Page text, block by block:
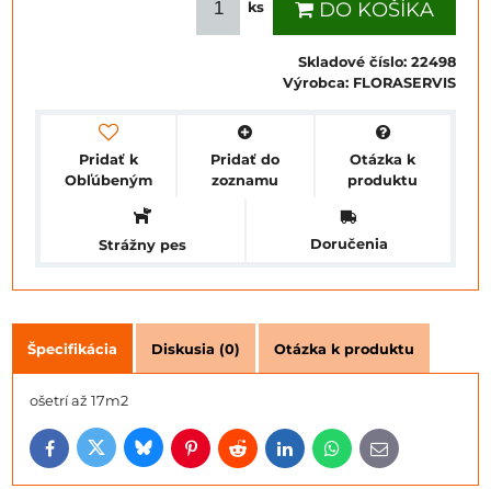
ks DO KOŠÍKA
Skladové číslo: 22498
Výrobca: FLORASERVIS
Pridať k
Obľúbeným
Pridať do
zoznamu
Otázka k
produktu
Strážny pes Doručenia
Špecifikácia Diskusia (0) Otázka k produktu
ošetrí až 17m2
FacebookTwitterBlueskyPinterestRedditLinkedInWhatsApp
E-
mail